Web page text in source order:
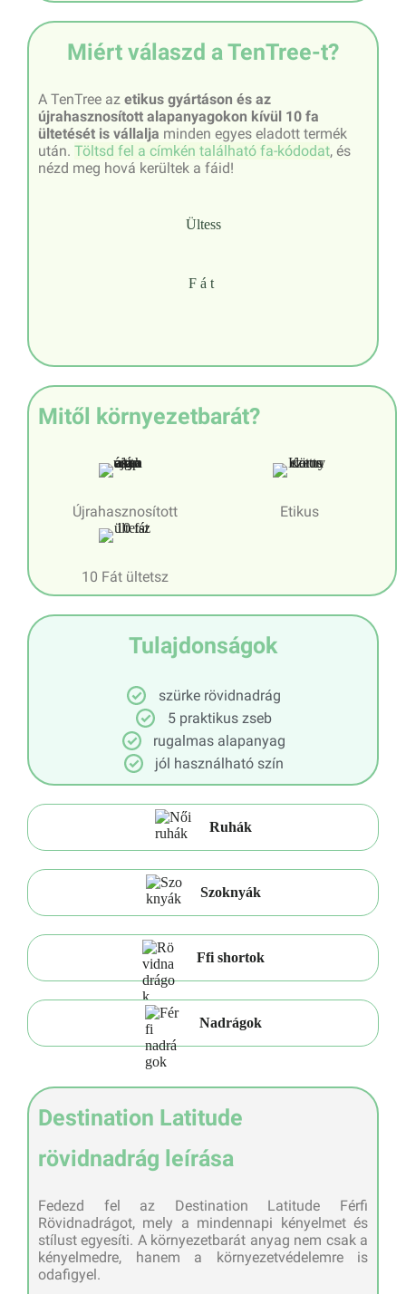
Miért válaszd a TenTree-t?
A TenTree az etikus gyártáson és az
újrahasznosított alapanyagokon kívül 10 fa
ültetését is vállalja minden egyes eladott termék
után. Töltsd fel a címkén található fa-kódodat, és
nézd meg hová kerültek a fáid!
Ültess
Fát
Mitől környezetbarát?
Újrahasznosított Etikus
10 Fát ültetsz
Tulajdonságok
szürke rövidnadrág
5 praktikus zseb
rugalmas alapanyag
jól használható szín
Ruhák
Szoknyák
Ffi shortok
Nadrágok
Destination Latitude
rövidnadrág leírása
Fedezd fel az Destination Latitude Férfi
Rövidnadrágot, mely a mindennapi kényelmet és
stílust egyesíti. A környezetbarát anyag nem csak a
kényelmedre, hanem a környezetvédelemre is
odafigyel.